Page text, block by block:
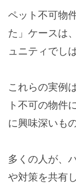
ペット不可物
た」ケースは
ュニティでし
これらの実例
ト不可の物件
に興味深いも
多くの人が、
や対策を共有